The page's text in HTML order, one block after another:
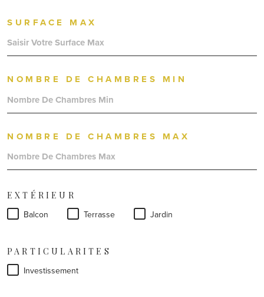
SURFACE MAX
NOMBRE DE CHAMBRES MIN
NOMBRE DE CHAMBRES MAX
EXTÉRIEUR
Balcon Terrasse Jardin
PARTICULARITES
Investissement